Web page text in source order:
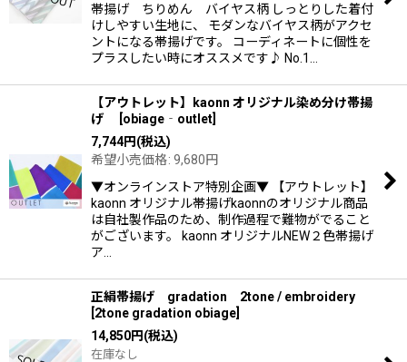
帯揚げ ちりめん バイヤス柄 しっとりした着付
けしやすい生地に、 モダンなバイヤス柄がアクセ
ントになる帯揚げです。 コーディネートに個性を
プラスしたい時にオススメです♪ No.1…
【アウトレット】kaonn オリジナル染め分け帯揚
げ
obiage‐outlet
7,744円(税込)
希望小売価格: 9,680円
▼オンラインストア特別企画▼ 【アウトレット】
kaonn オリジナル帯揚げkaonnのオリジナル商品
は自社製作品のため、制作過程で難物がでること
がございます。 kaonn オリジナルNEW２色帯揚げ
ア…
正絹帯揚げ gradation 2tone / embroidery
2tone gradation obiage
14,850円(税込)
在庫なし